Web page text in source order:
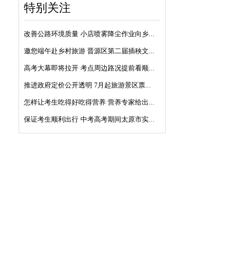
特别关注
改善公路环境质量 小店喷雾降尘作业向乡...
邀您端午赴乡村旅游 晋源区第二届插秧文...
高考大幕即将拉开 考点周边路况提前看顺...
推进政府定价公开透明 7月起旅游景区票...
怎样让考生吃得好吃得营养 营养专家给出...
保证考生顺利出行 中考高考期间太原市实...